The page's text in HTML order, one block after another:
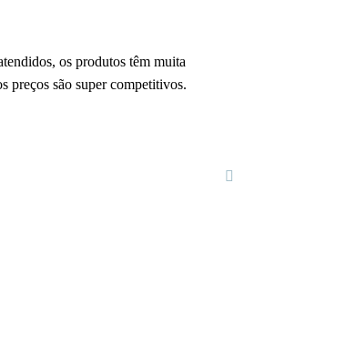
os produtos têm muita
preços são super competitivos.